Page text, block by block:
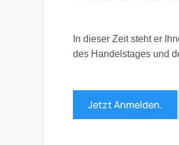
In dieser Zeit steht er
des Handelstages und
Jetzt Anmelden.